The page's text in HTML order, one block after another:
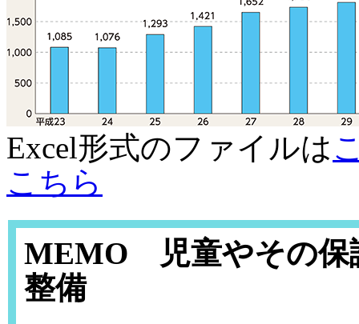
Excel形式のファイルは
こちら
MEMO 児童やその保
整備